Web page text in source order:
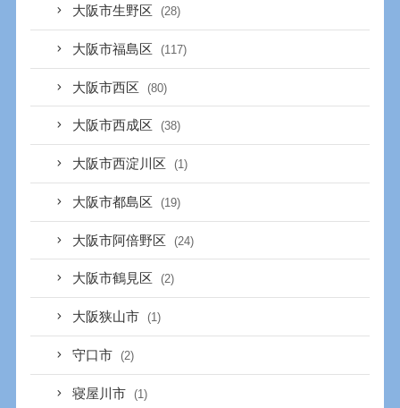
大阪市生野区 (28)
大阪市福島区 (117)
大阪市西区 (80)
大阪市西成区 (38)
大阪市西淀川区 (1)
大阪市都島区 (19)
大阪市阿倍野区 (24)
大阪市鶴見区 (2)
大阪狭山市 (1)
守口市 (2)
寝屋川市 (1)